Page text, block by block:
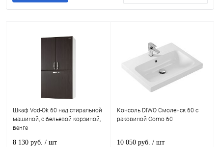
Шкаф Vod-Ok 60 над стиральной
машиной, с бельевой корзиной,
венге
8 130 руб. / шт
Консоль DIWO Смоленск 60 с
раковиной Como 60
10 050 руб. / шт